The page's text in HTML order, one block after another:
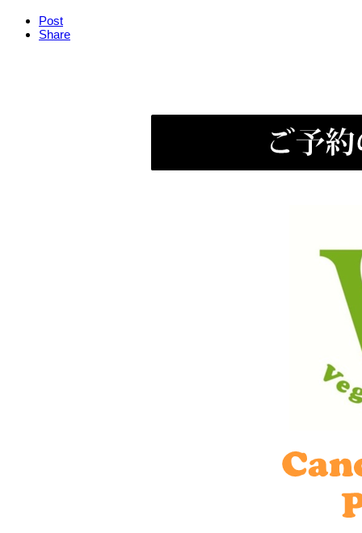
Post
Share